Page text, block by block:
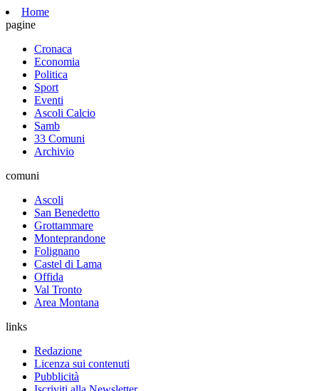
Home
pagine
Cronaca
Economia
Politica
Sport
Eventi
Ascoli Calcio
Samb
33 Comuni
Archivio
comuni
Ascoli
San Benedetto
Grottammare
Monteprandone
Folignano
Castel di Lama
Offida
Val Tronto
Area Montana
links
Redazione
Licenza sui contenuti
Pubblicità